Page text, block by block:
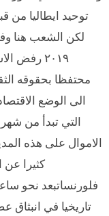
توحيد ايطاليا من
لكن الشعب هنا
٢٠١٩ رفض
محتفظا بحقوقه
الى الوضع
التي تبدأ من
الاموال على هذه
كثيرا
فلورنساتبعد نحو
تاريخيا في